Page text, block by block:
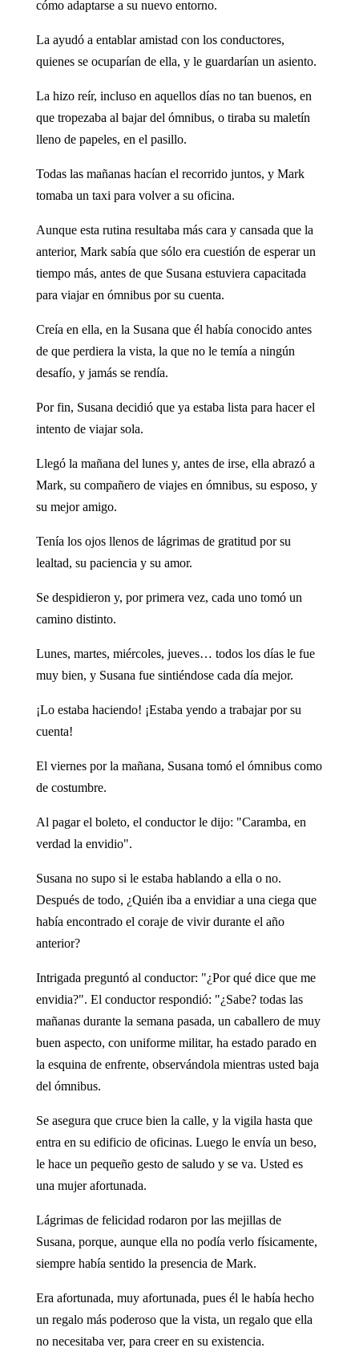
cómo adaptarse a su nuevo entorno.
La ayudó a entablar amistad con los conductores,
quienes se ocuparían de ella, y le guardarían un asiento.
La hizo reír, incluso en aquellos días no tan buenos, en
que tropezaba al bajar del ómnibus, o tiraba su maletín
lleno de papeles, en el pasillo.
Todas las mañanas hacían el recorrido juntos, y Mark
tomaba un taxi para volver a su oficina.
Aunque esta rutina resultaba más cara y cansada que la
anterior, Mark sabía que sólo era cuestión de esperar un
tiempo más, antes de que Susana estuviera capacitada
para viajar en ómnibus por su cuenta.
Creía en ella, en la Susana que él había conocido antes
de que perdiera la vista, la que no le temía a ningún
desafío, y jamás se rendía.
Por fin, Susana decidió que ya estaba lista para hacer el
intento de viajar sola.
Llegó la mañana del lunes y, antes de irse, ella abrazó a
Mark, su compañero de viajes en ómnibus, su esposo, y
su mejor amigo.
Tenía los ojos llenos de lágrimas de gratitud por su
lealtad, su paciencia y su amor.
Se despidieron y, por primera vez, cada uno tomó un
camino distinto.
Lunes, martes, miércoles, jueves… todos los días le fue
muy bien, y Susana fue sintiéndose cada día mejor.
¡Lo estaba haciendo! ¡Estaba yendo a trabajar por su
cuenta!
El viernes por la mañana, Susana tomó el ómnibus como
de costumbre.
Al pagar el boleto, el conductor le dijo: "Caramba, en
verdad la envidio".
Susana no supo si le estaba hablando a ella o no.
Después de todo, ¿Quién iba a envidiar a una ciega que
había encontrado el coraje de vivir durante el año
anterior?
Intrigada preguntó al conductor: "¿Por qué dice que me
envidia?". El conductor respondió: "¿Sabe? todas las
mañanas durante la semana pasada, un caballero de muy
buen aspecto, con uniforme militar, ha estado parado en
la esquina de enfrente, observándola mientras usted baja
del ómnibus.
Se asegura que cruce bien la calle, y la vigila hasta que
entra en su edificio de oficinas. Luego le envía un beso,
le hace un pequeño gesto de saludo y se va. Usted es
una mujer afortunada.
Lágrimas de felicidad rodaron por las mejillas de
Susana, porque, aunque ella no podía verlo físicamente,
siempre había sentido la presencia de Mark.
Era afortunada, muy afortunada, pues él le había hecho
un regalo más poderoso que la vista, un regalo que ella
no necesitaba ver, para creer en su existencia.